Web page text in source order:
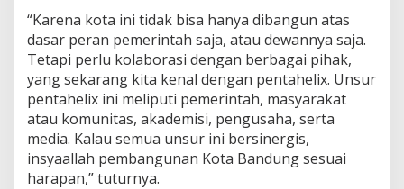
“Karena kota ini tidak bisa hanya dibangun atas
dasar peran pemerintah saja, atau dewannya saja.
Tetapi perlu kolaborasi dengan berbagai pihak,
yang sekarang kita kenal dengan pentahelix. Unsur
pentahelix ini meliputi pemerintah, masyarakat
atau komunitas, akademisi, pengusaha, serta
media. Kalau semua unsur ini bersinergis,
insyaallah pembangunan Kota Bandung sesuai
harapan,” tuturnya.